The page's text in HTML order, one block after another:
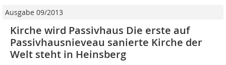
Ausgabe 09/2013
Kirche wird Passivhaus Die erste auf
Passivhausnieveau sanierte Kirche der
Welt steht in Heinsberg